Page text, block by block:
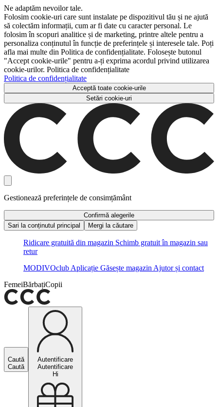
Ne adaptăm nevoilor tale.
Folosim cookie-uri care sunt instalate pe dispozitivul tău și ne ajută
să colectăm informații, cum ar fi date cu caracter personal. Le
folosim în scopuri analitice și de marketing, printre altele pentru a
personaliza conținutul în funcție de preferințele și interesele tale. Poți
afla mai multe din Politica de confidențialitate. Folosește butonul
"Accept cookie-urile" pentru a-ți exprima acordul privind utilizarea
cookie-urilor. Politica de confidențialitate
Politica de confidențialitate
Acceptă toate cookie-urile
Setări cookie-uri
Gestionează preferințele de consimțământ
Confirmă alegerile
Sari la conținutul principal
Mergi la căutare
Ridicare gratuită din magazin Schimb gratuit în magazin sau
retur
MODIVOclub Aplicație Găsește magazin Ajutor și contact
FemeiBărbațiCopii
Caută
Caută
Autentificare
Autentificare
Hi